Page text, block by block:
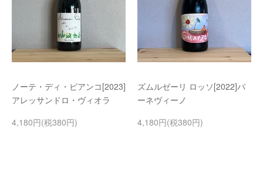
ノーテ・ディ・ビアンコ[2023]
アレッサンドロ・ヴィオラ
4,180円(税380円)
ズムルゼーリ ロッソ[2022]パ
ーネヴィーノ
4,180円(税380円)